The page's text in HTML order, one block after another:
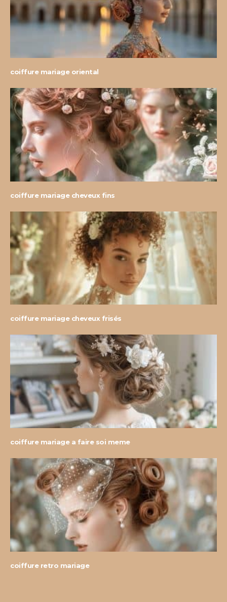
coiffure mariage oriental
coiffure mariage cheveux fins
coiffure mariage cheveux frisés
coiffure mariage a faire soi meme
coiffure retro mariage